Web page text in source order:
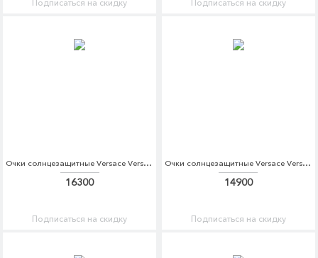
Подписаться на скидку Подписаться на скидку
Очки солнцезащитные Versace Versace VE110DWBZPQ1
16300
Подписаться на скидку
Очки солнцезащитные Versace Versace VE110DWDBDV2
14900
Подписаться на скидку